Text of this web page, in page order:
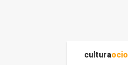
culturaocio